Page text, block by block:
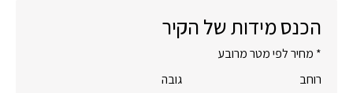
הכנס מידות של הקיר
* מחיר לפי מטר מרובע
רוחב
גובה